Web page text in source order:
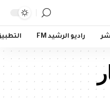
راديو الرشيد FM